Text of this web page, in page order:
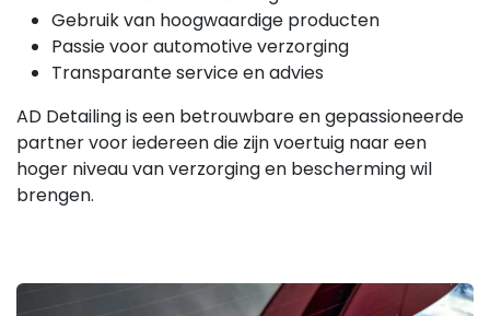
Gebruik van hoogwaardige producten
Passie voor automotive verzorging
Transparante service en advies
AD Detailing is een betrouwbare en gepassioneerde
partner voor iedereen die zijn voertuig naar een
hoger niveau van verzorging en bescherming wil
brengen.